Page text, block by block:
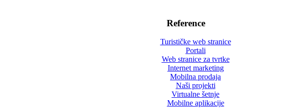
Reference
Turističke web stranice
Portali
Web stranice za tvrtke
Internet marketing
Mobilna prodaja
Naši projekti
Virtualne šetnje
Mobilne aplikacije